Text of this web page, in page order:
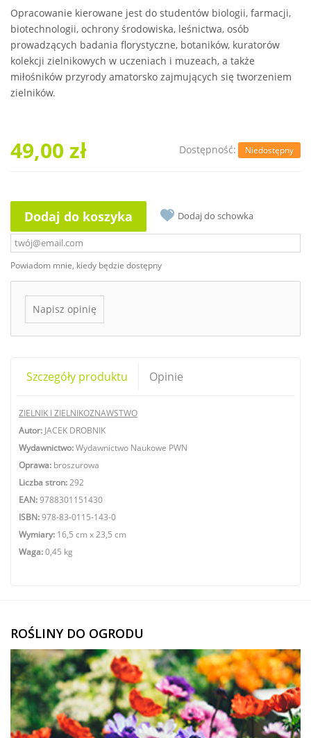
Opracowanie kierowane jest do studentów biologii, farmacji,
biotechnologii, ochrony środowiska, leśnictwa, osób
prowadzących badania florystyczne, botaników, kuratorów
kolekcji zielnikowych w uczeniach i muzeach, a także
miłośników przyrody amatorsko zajmujących się tworzeniem
zielników.
49,00 zł Dostępność: Niedostępny
Dodaj do koszyka Dodaj do schowka
Powiadom mnie, kiedy będzie dostępny
Napisz opinię
Szczegóły produktu Opinie
ZIELNIK I ZIELNIKOZNAWSTWO
Autor: JACEK DROBNIK
Wydawnictwo:Wydawnictwo Naukowe PWN
Oprawa: broszurowa
Liczba stron:292
EAN:9788301151430
ISBN:978-83-0115-143-0
Wymiary: 16,5 cm x 23,5 cm
Waga:0,45 kg
ROŚLINY DO OGRODU